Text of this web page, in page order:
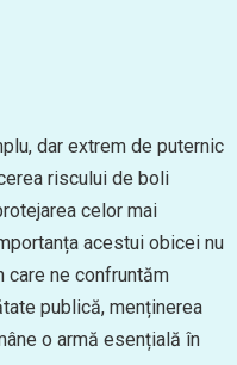
dar extrem de puternic
riscului de boli
celor mai
acestui obicei nu
ne confruntăm
publică, menținerea
o armă esențială în